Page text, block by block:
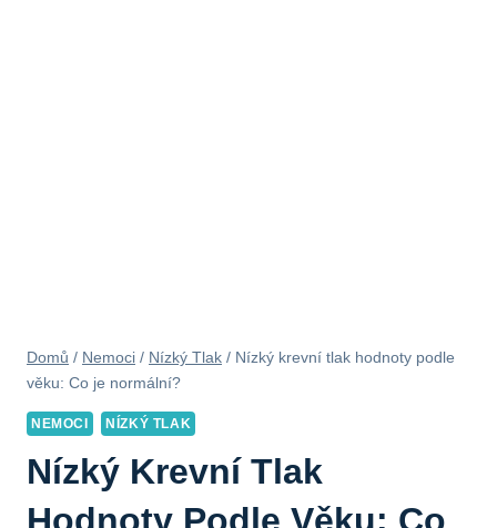
Domů / Nemoci / Nízký Tlak / Nízký krevní tlak hodnoty podle
věku: Co je normální?
NEMOCI NÍZKÝ TLAK
Nízký Krevní Tlak